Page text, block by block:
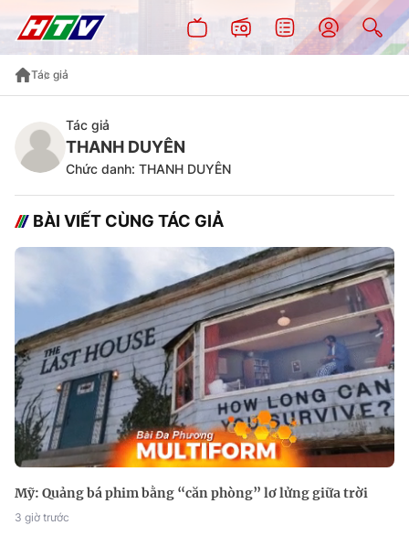
Tác giả
Tác giả
THANH DUYÊN
Chức danh: THANH DUYÊN
BÀI VIẾT CÙNG TÁC GIẢ
Mỹ: Quảng bá phim bằng “căn phòng” lơ lửng giữa trời
3 giờ trước